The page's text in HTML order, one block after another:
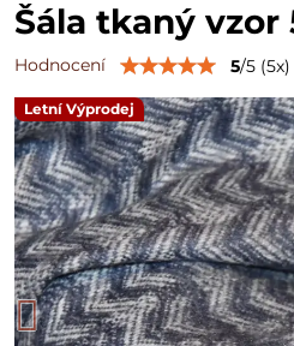
Letní Výprodej
Šála tkaný vzor
Hodnocení 5/5 (5x)